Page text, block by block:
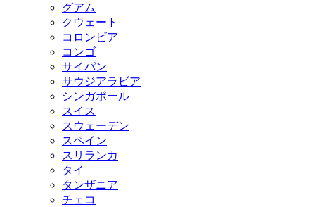
グアム
クウェート
コロンビア
コンゴ
サイパン
サウジアラビア
シンガポール
スイス
スウェーデン
スペイン
スリランカ
タイ
タンザニア
チェコ